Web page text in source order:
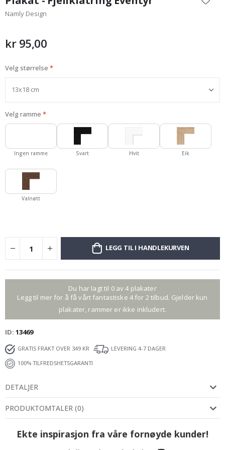
begynnelsen
av
Namly Design
kr 95,00
Velg størrelse
Velg ramme
Ingen ramme Svart Hvit Eik
Valnøtt
LEGG TIL I HANDLEKURVEN
Du har lagt til 0 av 4 plakater
Legg til mer for å få vårt fantastiske 4 for 2 tilbud. Gjelder kun
plakater, rammer er ikke inkludert.
ID 13469
GRATIS FRAKT OVER 349 KR
LEVERING 4-7 DAGER
100% TILFREDSHETSGARANTI
DETALJER
PRODUKTOMTALER (0)
Ekte inspirasjon fra våre fornøyde kunder!